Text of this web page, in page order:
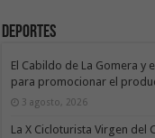
Deportes
El Cabildo de La Gomera y
para promocionar el
3 agosto, 2026
La X Cicloturista Virgen